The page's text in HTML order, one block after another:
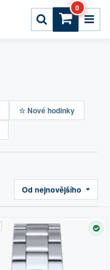
0
☆ Nové hodinky
Od nejnovějšího